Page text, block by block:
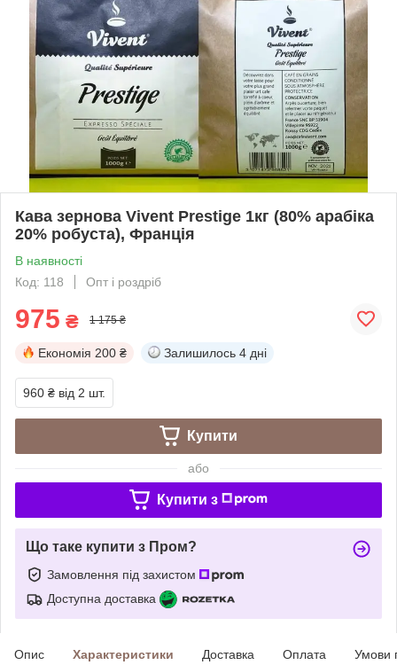
Кава зернова Vivent Prestige 1кг (80% арабіка
20% робуста), Франція
В наявності
Код: 118
Опт і роздріб
975 ₴ 1 175 ₴
Економія 200 ₴ Залишилось 4 дні
960 ₴ від 2 шт.
Купити
або
Купити з
Що таке купити з Пром?
Замовлення під захистом
Доступна доставка
Опис Характеристики Доставка Оплата Умови